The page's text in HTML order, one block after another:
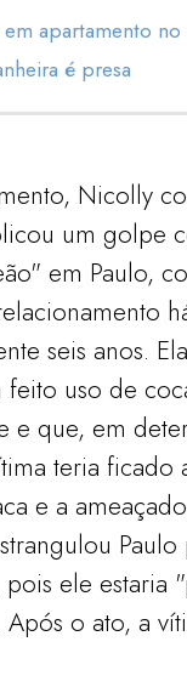
apartamento no
é presa
Nicolly
um golpe
em Paulo,
seis anos.
feito uso de
e que, em
teria ficado
e a
Paulo
pois ele estaria
o ato, a